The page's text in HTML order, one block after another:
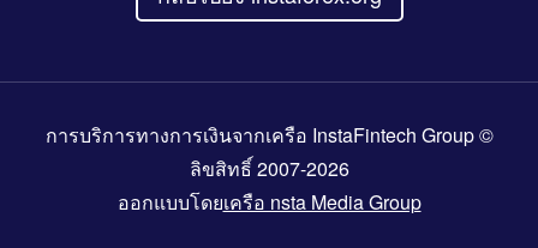
การบริการทางการเงินจากเครือ InstaFintech Group ©
ลิขสิทธิ์ 2007-2026
ออกแบบโดยเครือ nsta Media Group